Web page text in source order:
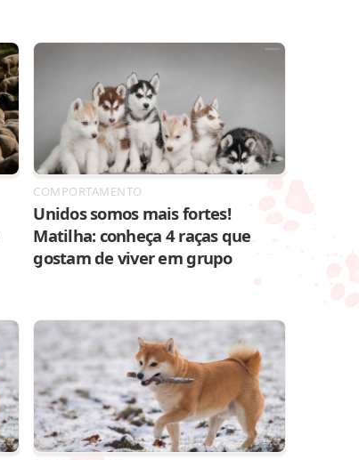
COMPORTAMENTO
Unidos somos mais fortes!
Matilha: conheça 4 raças que
gostam de viver em grupo